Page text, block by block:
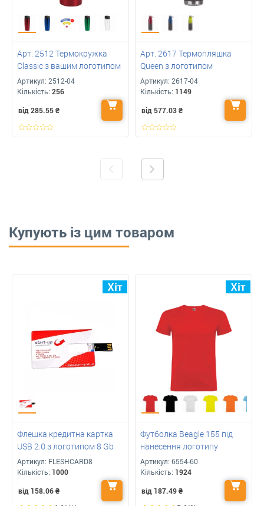
Арт. 2512 Термокружка
Classic з вашим логотипом
Артикул: 2512-04
Кількість: 256
від 285.55₴
Арт. 2617 Термопляшка
Queen з логотипом
Артикул: 2617-04
Кількість: 1149
від 577.03₴
Купують із цим товаром
Флешка кредитна картка
USB 2.0 з логотипом 8 Gb
Артикул: FLESHCARD8
Кількість: 1000
від 158.06₴
Футболка Beagle 155 під
нанесення логотипу
Артикул: 6554-60
Кількість: 1924
від 187.49₴